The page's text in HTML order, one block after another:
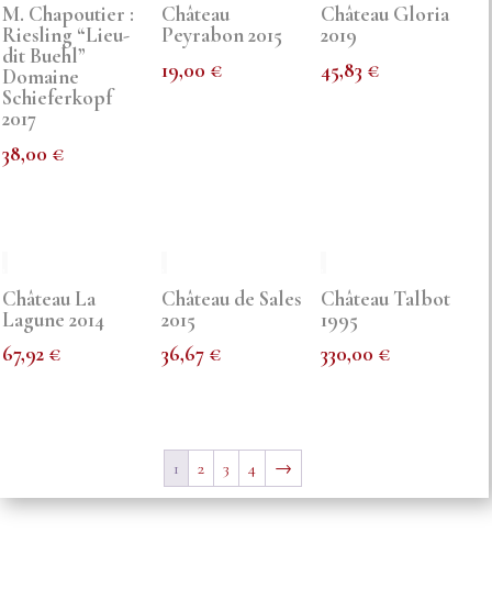
M. Chapoutier :
Riesling “Lieu-
dit Buehl”
Domaine
Schieferkopf
2017
38,00 €
Château
Peyrabon 2015
19,00 €
Château Gloria
2019
45,83 €
Château La
Lagune 2014
67,92 €
Château de Sales
2015
36,67 €
Château Talbot
1995
330,00 €
1 2 3 4 →